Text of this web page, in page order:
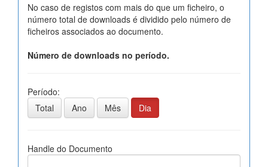
No caso de registos com mais do que um ficheiro, o
número total de downloads é dividido pelo número de
ficheiros associados ao documento.
Número de downloads no período.
Período:
Total
Ano Mês Dia
Handle do Documento